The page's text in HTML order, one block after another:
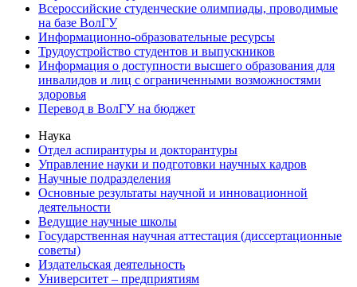
Всероссийские студенческие олимпиады, проводимые
на базе ВолГУ
Информационно-образовательные ресурсы
Трудоустройство студентов и выпускников
Информация о доступности высшего образования для
инвалидов и лиц с ограниченными возможностями
здоровья
Перевод в ВолГУ на бюджет
Наука
Отдел аспирантуры и докторантуры
Управление науки и подготовки научных кадров
Научные подразделения
Основные результаты научной и инновационной
деятельности
Ведущие научные школы
Государственная научная аттестация (диссертационные
советы)
Издательская деятельность
Университет – предприятиям